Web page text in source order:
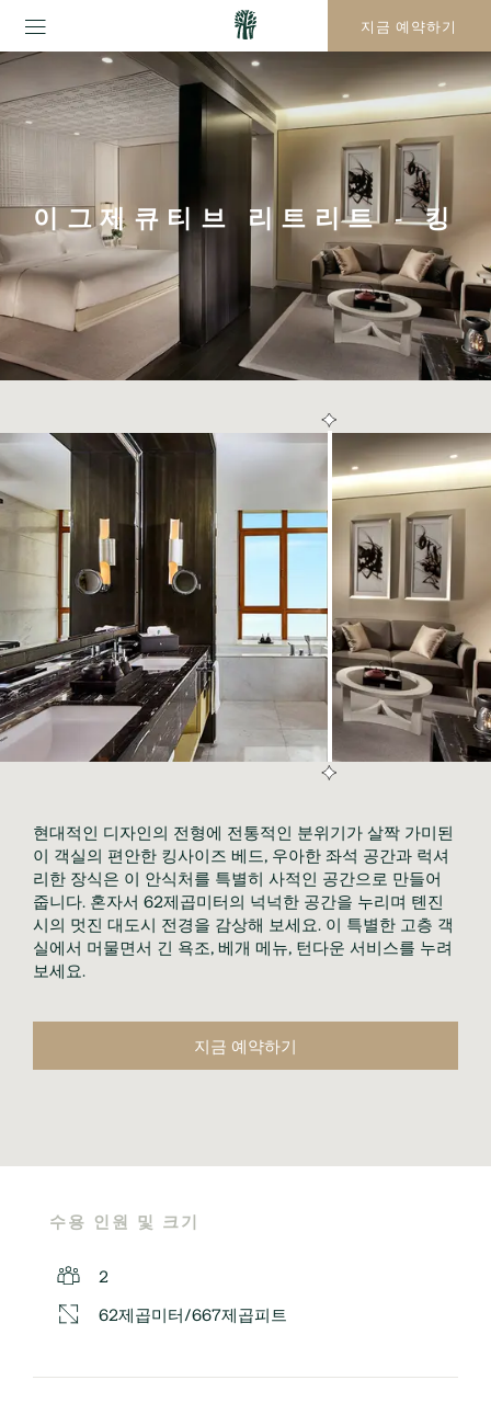
지금 예약하기
이그제큐티브 리트리트 - 킹
현대적인 디자인의 전형에 전통적인 분위기가 살짝 가미된
이 객실의 편안한 킹사이즈 베드, 우아한 좌석 공간과 럭셔
리한 장식은 이 안식처를 특별히 사적인 공간으로 만들어
줍니다. 혼자서 62제곱미터의 넉넉한 공간을 누리며 톈진
시의 멋진 대도시 전경을 감상해 보세요. 이 특별한 고층 객
실에서 머물면서 긴 욕조, 베개 메뉴, 턴다운 서비스를 누려
보세요.
지금 예약하기
수용 인원 및 크기
2
62제곱미터/667제곱피트